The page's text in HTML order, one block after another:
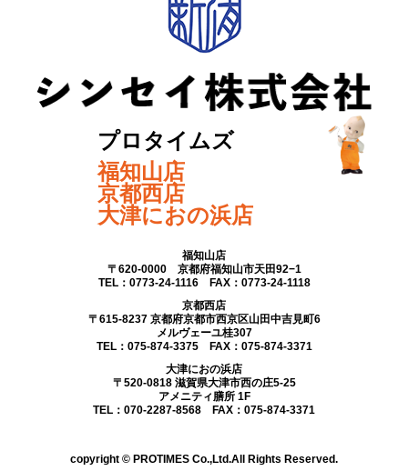
プロタイムズ
福知山店
京都西店
大津におの浜店
福知山店
〒620-0000 京都府福知山市天田92−1
TEL：0773-24-1116 FAX：0773-24-1118
京都西店
〒615-8237 京都府京都市西京区山田中吉見町6
メルヴェーユ桂307
TEL：075-874-3375 FAX：075-874-3371
大津におの浜店
〒520-0818 滋賀県大津市西の庄5-25
アメニティ膳所 1F
TEL：070-2287-8568 FAX：075-874-3371
copyright © PROTIMES Co.,Ltd.All Rights Reserved.